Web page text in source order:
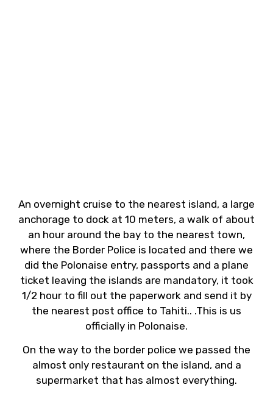
An overnight cruise to the nearest island, a large
anchorage to dock at 10 meters, a walk of about
an hour around the bay to the nearest town,
where the Border Police is located and there we
did the Polonaise entry, passports and a plane
ticket leaving the islands are mandatory, it took
1/2 hour to fill out the paperwork and send it by
the nearest post office to Tahiti.. .This is us
officially in Polonaise.
On the way to the border police we passed the
almost only restaurant on the island, and a
supermarket that has almost everything.